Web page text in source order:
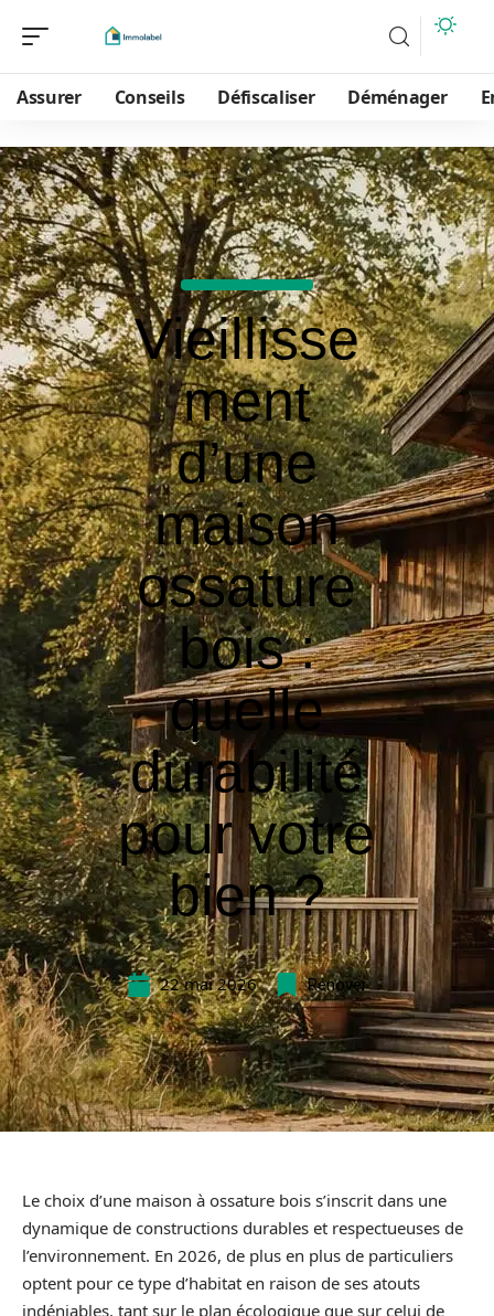
Assurer Conseils Défiscaliser Déménager
Vieillisse
ment
d’une
maison
ossature
bois :
quelle
durabilité
pour votre
bien ?
22 mai 2026 Rénover
Le choix d’une maison à ossature bois s’inscrit dans une
dynamique de constructions durables et respectueuses de
l’environnement. En 2026, de plus en plus de particuliers
optent pour ce type d’habitat en raison de ses atouts
indéniables, tant sur le plan écologique que sur celui de